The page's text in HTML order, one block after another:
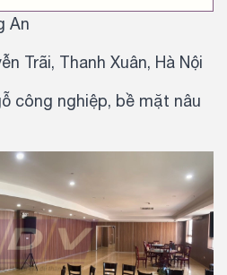
An
Trãi, Thanh Xuân, Hà Nội
công nghiệp, bề mặt nâu